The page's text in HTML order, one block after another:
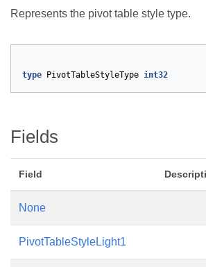
Represents the pivot table style type.
type PivotTableStyleType int32
Fields
Field
None
PivotTableStyleLight1